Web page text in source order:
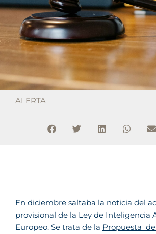
ALERTA
En diciembre saltaba la noticia del
provisional de la Ley de Inteligencia
Europeo. Se trata de la Propuesta